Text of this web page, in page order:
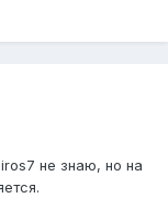
не знаю, но на